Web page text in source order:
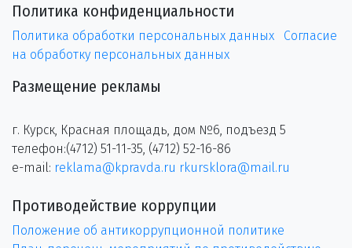
Политика конфиденциальности
Политика обработки персональных данных
Согласие
на обработку персональных данных
Размещение рекламы
г. Курск, Красная площадь, дом №6, подъезд 5
телефон:(4712) 51-11-35, (4712) 52-16-86
e-mail: reklama@kpravda.ru rkursklora@mail.ru
Противодействие коррупции
Положение об антикоррупционной политике